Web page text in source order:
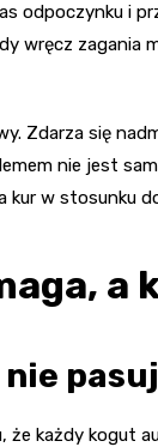
odpoczynku i
wręcz zagania
Zdarza się
nie jest
kur w stosunku
a
że każdy